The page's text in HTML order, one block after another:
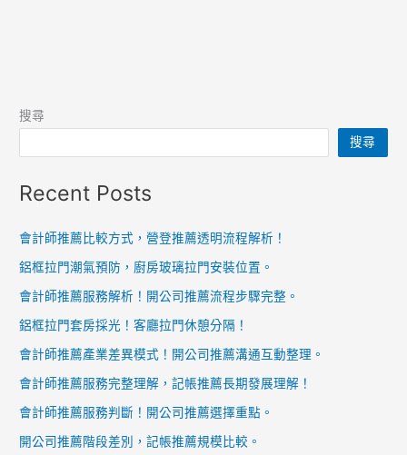
搜尋
搜尋
Recent Posts
會計師推薦比較方式，營登推薦透明流程解析！
鋁框拉門潮氣預防，廚房玻璃拉門安裝位置。
會計師推薦服務解析！開公司推薦流程步驟完整。
鋁框拉門套房採光！客廳拉門休憩分隔！
會計師推薦產業差異模式！開公司推薦溝通互動整理。
會計師推薦服務完整理解，記帳推薦長期發展理解！
會計師推薦服務判斷！開公司推薦選擇重點。
開公司推薦階段差別，記帳推薦規模比較。